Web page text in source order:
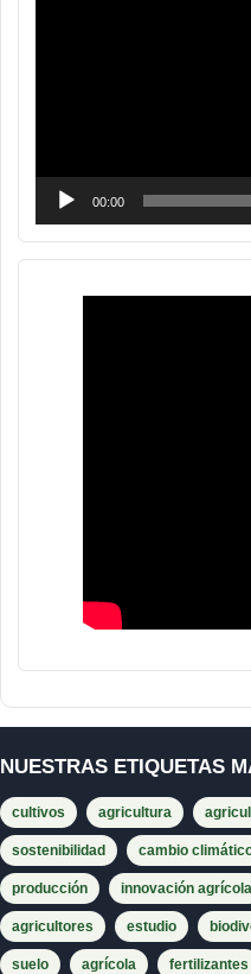
00:00
NUESTRAS ETIQUETAS
cultivos agricultura
sostenibilidad cambio
producción innovación agrícola
agricultores estudio
suelo agrícola fertilizantes